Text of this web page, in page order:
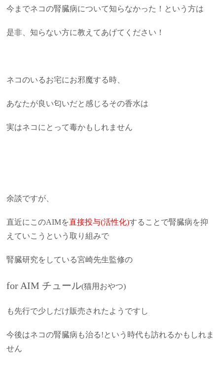
今までネコの腎臓病について知らなかった！という方は
是非、知らない方に教えてあげてください！
ネコのいるお宅にお邪魔する時、
あなたが良い匂いだと感じるその香水は
実はネコにとって毒かもしれません
余談ですが、
直近にこのAIMを直接投与(活性化)することで腎臓病を抑
えていこうという取り組みで
腎臓研究をしている宮崎先生監修の
for AIM チュール(猫用おやつ)
も先行で少しだけ販売されたようですし
今後はネコの腎臓病も治る!という時代も訪れるかもしれま
せん